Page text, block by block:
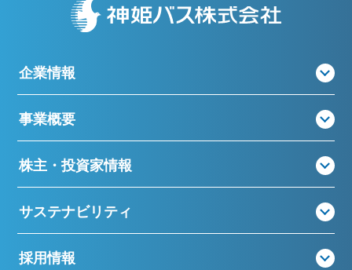
企業情報
事業概要
株主・投資家情報
サステナビリティ
採用情報